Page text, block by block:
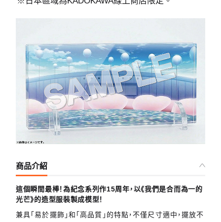
商品介紹
這個瞬間最棒！為紀念系列作15周年，以《我們是合而為一的
光芒》的造型服裝製成模型！
兼具「易於擺飾」和「高品質」的特點，不僅尺寸適中，擺放不